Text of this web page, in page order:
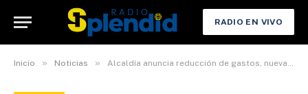
RADIO EN VIVO
Inicio » Noticias » Alcaldía anuncia reducción de gastos, nuevas rutas y explotación de publicidad para el Pumakatari